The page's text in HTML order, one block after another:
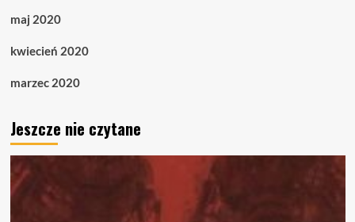
maj 2020
kwiecień 2020
marzec 2020
Jeszcze nie czytane